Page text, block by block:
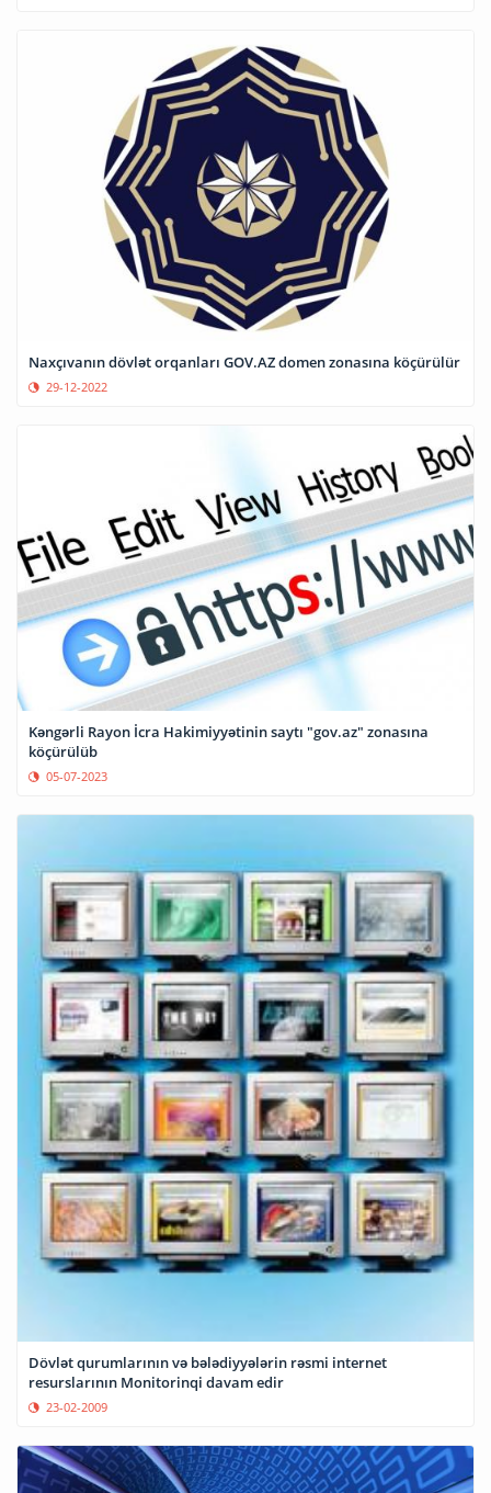
Naxçıvanın dövlət orqanları GOV.AZ domen zonasına köçürülür
29-12-2022
Kəngərli Rayon İcra Hakimiyyətinin saytı "gov.az" zonasına
köçürülüb
05-07-2023
Dövlət qurumlarının və bələdiyyələrin rəsmi internet
resurslarının Monitorinqi davam edir
23-02-2009